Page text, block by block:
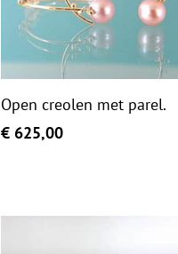
Open creolen met parel.
€625,00